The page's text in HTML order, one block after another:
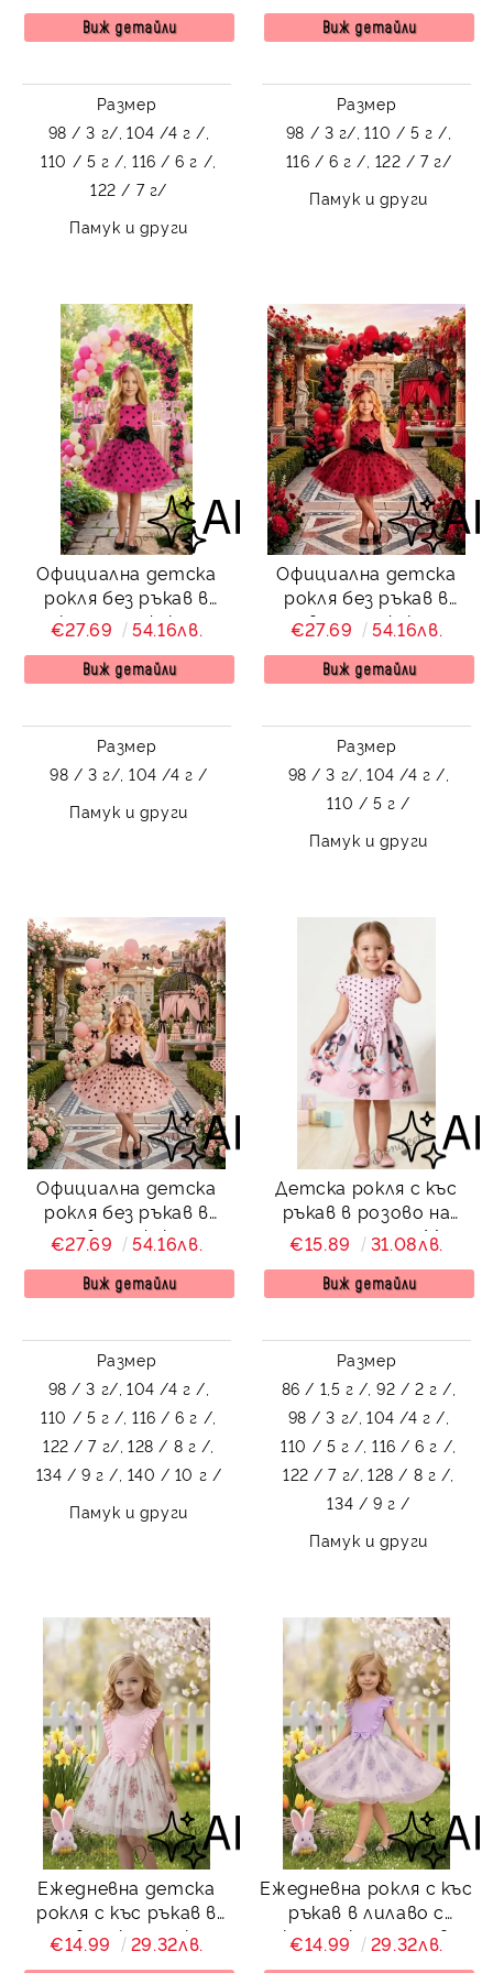
Виж детайли
Размер
98 / 3 г/, 104 /4 г /,
110 / 5 г /, 116 / 6 г /,
122 / 7 г/
Памук и други
Виж детайли
Размер
98 / 3 г/, 110 / 5 г /,
116 / 6 г /, 122 / 7 г/
Памук и други
Официална детска
рокля без ръкав в
циклама с ефектни
черни точки Стела с
аксесоар за коса
€27.69 54.16лв.
Виж детайли
Размер
98 / 3 г/, 104 /4 г /
Памук и други
Официална детска
рокля без ръкав в
червено с ефектни
черни точки Стела
€27.69 54.16лв.
Виж детайли
Размер
98 / 3 г/, 104 /4 г /,
110 / 5 г /
Памук и други
Официална детска
рокля без ръкав в
розово с ефектни
черни точки Стела с
аксесоар за коса
€27.69 54.16лв.
Виж детайли
Размер
98 / 3 г/, 104 /4 г /,
110 / 5 г /, 116 / 6 г /,
122 / 7 г/, 128 / 8 г /,
134 / 9 г /, 140 / 10 г /
Памук и други
Детска рокля с къс
ръкав в розово на
сърчица с принт Мини
Маус
€15.89 31.08лв.
Виж детайли
Размер
86 / 1,5 г /, 92 / 2 г /,
98 / 3 г/, 104 /4 г /,
110 / 5 г /, 116 / 6 г /,
122 / 7 г/, 128 / 8 г /,
134 / 9 г /
Памук и други
Ежедневна детска
рокля с къс ръкав в
розово с къдрички и
тюл в долната част
€14.99 29.32лв.
Ежедневна рокля с къс
ръкав в лилаво с
къдрички и тюл в
долната част
€14.99 29.32лв.